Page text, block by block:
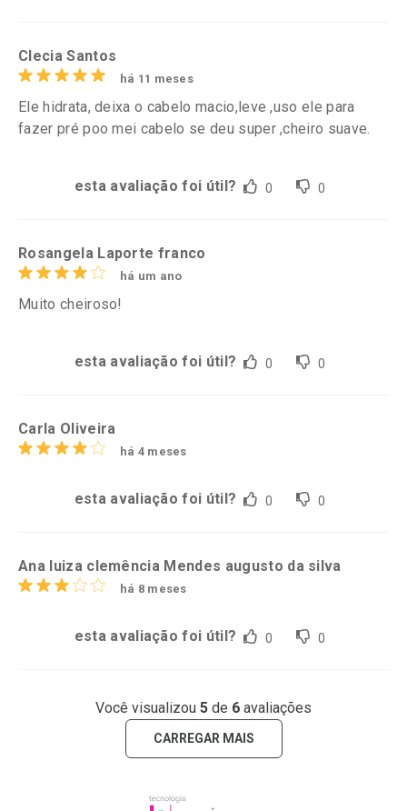
Clecia Santos
há 11 meses
Ele hidrata, deixa o cabelo macio,leve ,uso ele para
fazer pré poo mei cabelo se deu super ,cheiro suave.
esta avaliação foi útil? 0 0
Rosangela Laporte franco
há um ano
Muito cheiroso!
esta avaliação foi útil? 0 0
Carla Oliveira
há 4 meses
esta avaliação foi útil? 0 0
Ana luiza clemência Mendes augusto da silva
há 8 meses
esta avaliação foi útil? 0 0
Você visualizou 5 de 6 avaliações
CARREGAR MAIS